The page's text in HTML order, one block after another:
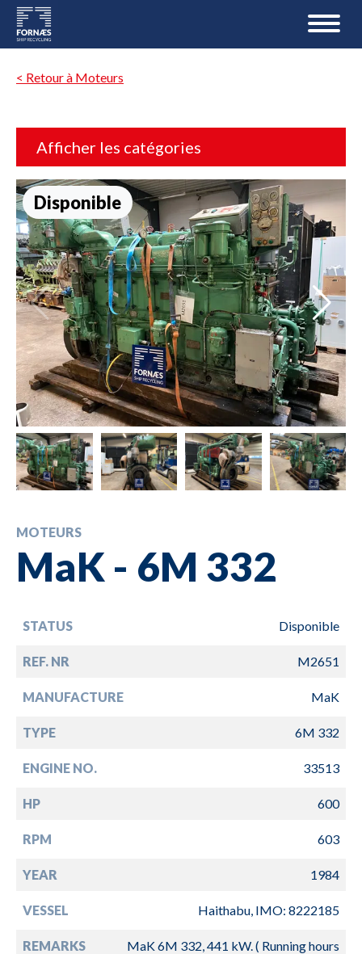
< Retour à Moteurs
Afficher les catégories
Disponible
MOTEURS
MaK - 6M 332
STATUS Disponible
REF. NR M2651
MANUFACTURE MaK
TYPE 6M 332
ENGINE NO. 33513
HP 600
RPM 603
YEAR 1984
VESSEL Haithabu, IMO: 8222185
REMARKS
MaK 6M 332, 441 kW. ( Running hours